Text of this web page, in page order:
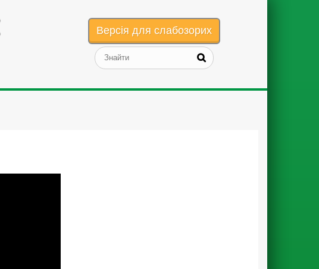
Версія для слабозорих